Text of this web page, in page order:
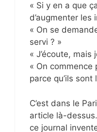
« Si y en a que
d’augmenter les
« On se
servi ? »
« J’écoute,
« On commence
parce qu’ils
C’est dans le
article là-
ce journal